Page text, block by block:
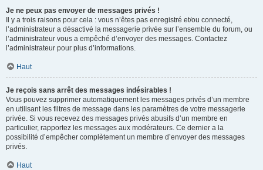
Je ne peux pas envoyer de messages privés !
Il y a trois raisons pour cela : vous n’êtes pas enregistré et/ou connecté,
l’administrateur a désactivé la messagerie privée sur l’ensemble du forum, ou
l’administrateur vous a empêché d’envoyer des messages. Contactez
l’administrateur pour plus d’informations.
Haut
Je reçois sans arrêt des messages indésirables !
Vous pouvez supprimer automatiquement les messages privés d’un membre
en utilisant les filtres de message dans les paramètres de votre messagerie
privée. Si vous recevez des messages privés abusifs d’un membre en
particulier, rapportez les messages aux modérateurs. Ce dernier a la
possibilité d’empêcher complètement un membre d’envoyer des messages
privés.
Haut